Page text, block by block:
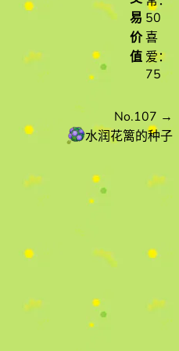
易
价
值
50
喜
爱：
75
No.107 →
水润花篱的种子